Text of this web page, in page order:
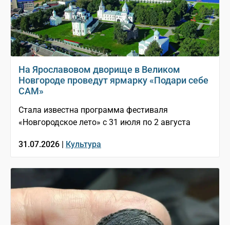
На Ярославовом дворище в Великом
Новгороде проведут ярмарку «Подари себе
САМ»
Стала известна программа фестиваля
«Новгородское лето» с 31 июля по 2 августа
31.07.2026 | Культура